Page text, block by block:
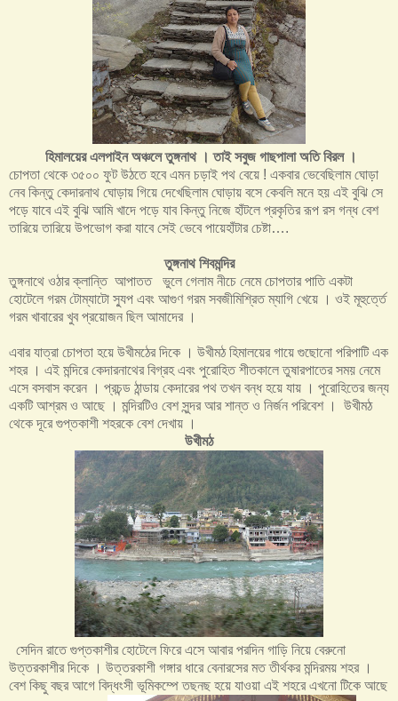
হিমালয়ের এলপাইন অঞ্চলে তুঙ্গনাথ । তাই সবুজ গাছপালা অতি বিরল ।
চোপতা থেকে ৩৫০০ ফুট উঠতে হবে এমন চড়াই পথ বেয়ে ! একবার ভেবেছিলাম ঘোড়া
নেব কিন্তু কেদারনাথ ঘোড়ায় গিয়ে দেখেছিলাম ঘোড়ায় বসে কেবলি মনে হয় এই বুঝি সে
পড়ে যাবে এই বুঝি আমি খাদে পড়ে যাব কিন্তু নিজে হাঁটলে প্রকৃতির রূপ রস গন্ধ বেশ
তারিয়ে তারিয়ে উপভোগ করা যাবে সেই ভেবে পায়েহাঁটার চেষ্টা….
তুঙ্গনাথ শিবমন্দির
তুঙ্গনাথে ওঠার ক্লান্তি আপাতত ভুলে গেলাম নীচে নেমে চোপতার পাতি একটা
হোটেলে গরম টোম্যাটো স্যুপ এবং আগুণ গরম সবজীমিশ্রিত ম্যাগি খেয়ে । ওই মূহুর্ত্তে
গরম খাবারের খুব প্রয়োজন ছিল আমাদের ।
এবার যাত্রা চোপতা হয়ে উখীমঠের দিকে । উখীমঠ হিমালয়ের গায়ে গুছোনো পরিপাটি এক
শহর । এই মন্দিরে কেদারনাথের বিগ্রহ এবং পুরোহিত শীতকালে তুষারপাতের সময় নেমে
এসে বসবাস করেন । প্রচন্ড ঠান্ডায় কেদারের পথ তখন বন্ধ হয়ে যায় । পুরোহিতের জন্য
একটি আশ্রম ও আছে । মন্দিরটিও বেশ সুন্দর আর শান্ত ও নির্জন পরিবেশ । উখীমঠ
থেকে দূরে গুপ্তকাশী শহরকে বেশ দেখায় ।
উখীমঠ
সেদিন রাতে গুপ্তকাশীর হোটেলে ফিরে এসে আবার পরদিন গাড়ি নিয়ে বেরুনো
উত্তরকাশীর দিকে । উত্তরকাশী গঙ্গার ধারে বেনারসের মত তীর্থকর মন্দিরময় শহর ।
বেশ কিছু বছর আগে বিদ্ধংসী ভূমিকম্পে তছনছ হয়ে যাওয়া এই শহরে এখনো টিকে আছে